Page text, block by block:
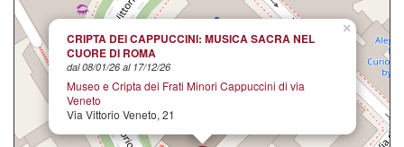
×
CRIPTA DEI CAPPUCCINI: MUSICA SACRA NEL
CUORE DI ROMA
dal 08/01/26 al 17/12/26
Museo e Cripta dei Frati Minori Cappuccini di via
Veneto
Via Vittorio Veneto, 21